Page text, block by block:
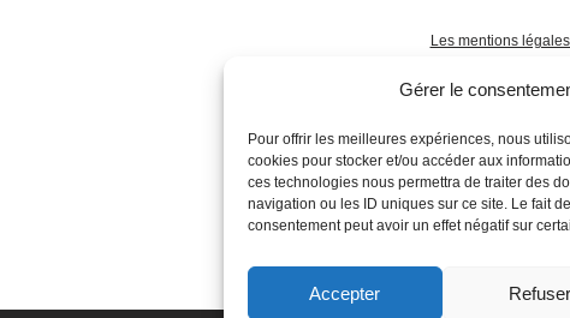
Gérer le
Pour offrir les meilleures expériences, nous
cookies pour stocker et/ou accéder aux
ces technologies nous permettra de traiter des
navigation ou les ID uniques sur ce site. Le fait
consentement peut avoir un effet négatif sur
Accepter Refuser
Les mentions